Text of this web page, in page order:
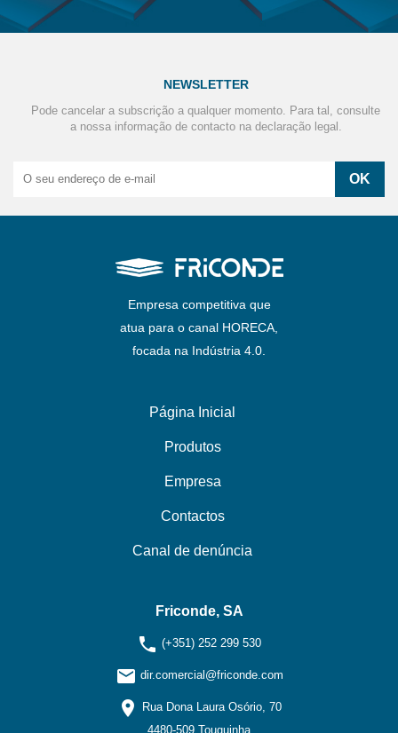
NEWSLETTER
Pode cancelar a subscrição a qualquer momento. Para tal, consulte
a nossa informação de contacto na declaração legal.
Empresa competitiva que
atua para o canal HORECA,
focada na Indústria 4.0.
Página Inicial
Produtos
Empresa
Contactos
Canal de denúncia
Friconde, SA
phone (+351) 252 299 530
email dir.comercial@friconde.com
location_on
Rua Dona Laura Osório, 70
4480-509 Touguinha